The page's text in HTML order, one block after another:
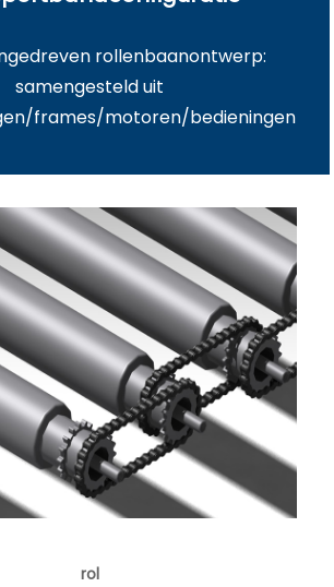
rollenbaanontwerp:
samengesteld uit
frames/motoren/bedieningen
rol